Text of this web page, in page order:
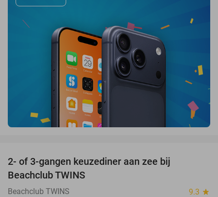
2- of 3-gangen keuzediner aan zee bij
Beachclub TWINS
Beachclub TWINS 9.3 star